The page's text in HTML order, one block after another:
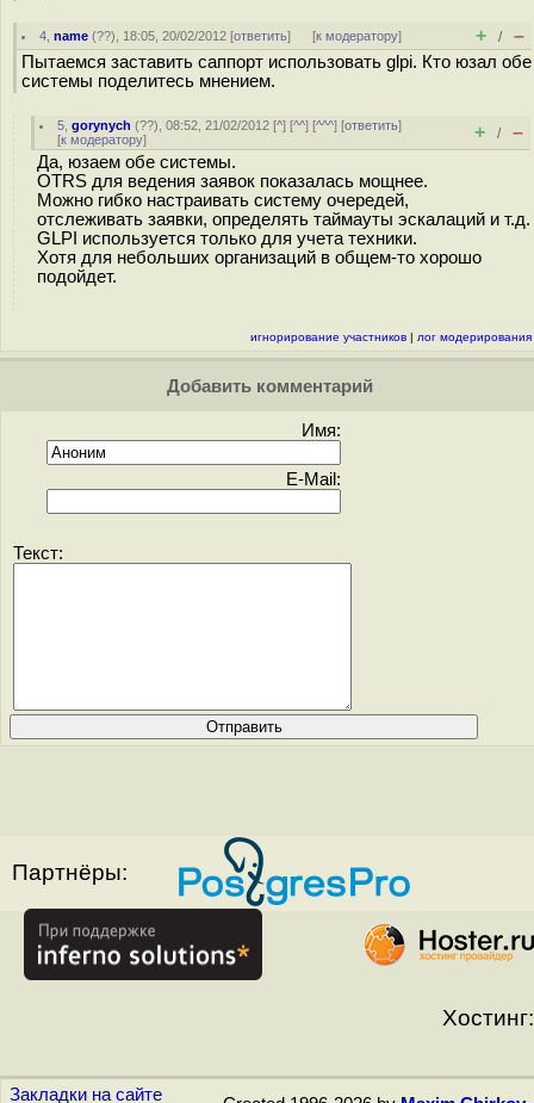
4 ,name (??), 18:05, 20/02/2012 [ответить] [к модератору] + / –
Пытаемся заставить саппорт использовать glpi. Кто юзал обе
системы поделитесь мнением.
5 ,gorynych (??), 08:52, 21/02/2012 [^] [^^] [^^^] [ответить]
[к модератору] + / –
Да, юзаем обе системы.
OTRS для ведения заявок показалась мощнее.
Можно гибко настраивать систему очередей,
отслеживать заявки, определять таймауты эскалаций и т.д.
GLPI используется только для учета техники.
Хотя для небольших организаций в общем-то хорошо
подойдет.
игнорирование участников | лог модерирования
Добавить комментарий
Имя:
E-Mail:
Текст:
Партнёры:
Хостинг:
Закладки на сайте